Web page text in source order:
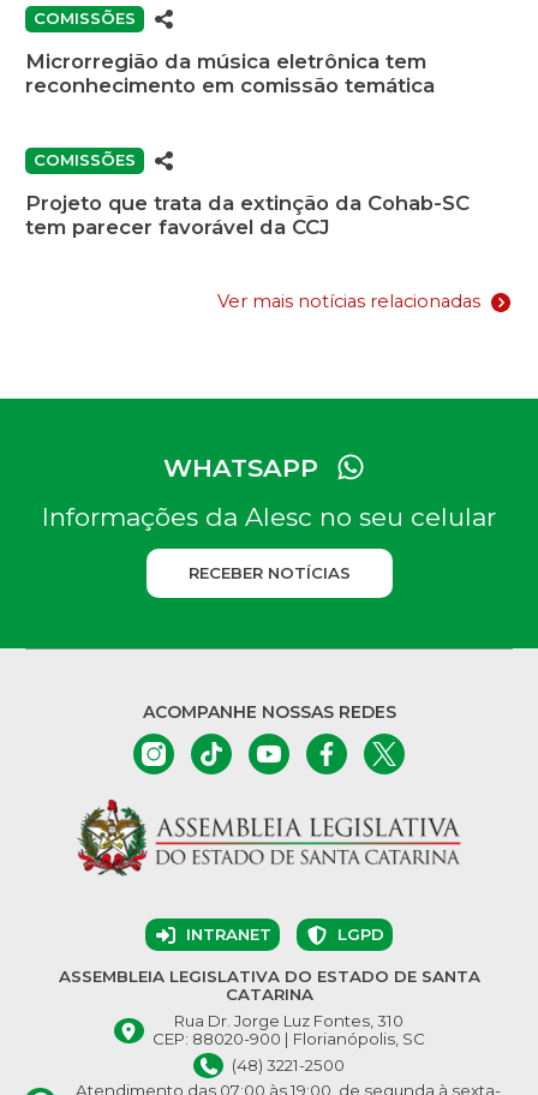
COMISSÕES
Microrregião da música eletrônica tem
reconhecimento em comissão temática
COMISSÕES
Projeto que trata da extinção da Cohab-SC
tem parecer favorável da CCJ
Ver mais notícias relacionadas
WHATSAPP
Informações da Alesc no seu celular
RECEBER NOTÍCIAS
ACOMPANHE NOSSAS REDES
INTRANET LGPD
ASSEMBLEIA LEGISLATIVA DO ESTADO DE SANTA
CATARINA
Rua Dr. Jorge Luz Fontes, 310
CEP: 88020-900 | Florianópolis, SC
(48) 3221-2500
Atendimento das 07:00 às 19:00, de segunda à sexta-